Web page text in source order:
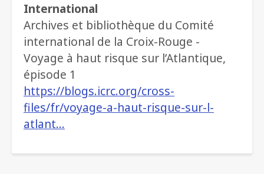
International
Archives et bibliothèque du Comité
international de la Croix-Rouge -
Voyage à haut risque sur l’Atlantique,
épisode 1
https://blogs.icrc.org/cross-
files/fr/voyage-a-haut-risque-sur-l-
atlant…